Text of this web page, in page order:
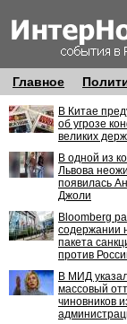
Главное
В Китае
об угрозе
великих
В одной из
Львова
появилась
Джоли
Bloomberg
содержании
пакета
против
В МИД
массовый
чиновников